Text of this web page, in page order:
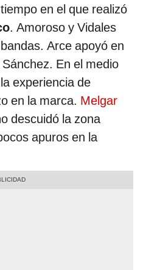
en el que realizó
. Amoroso y Vidales
Arce apoyó en
En el medio
experiencia de
en la marca. Melgar
descuidó la zona
apuros en la